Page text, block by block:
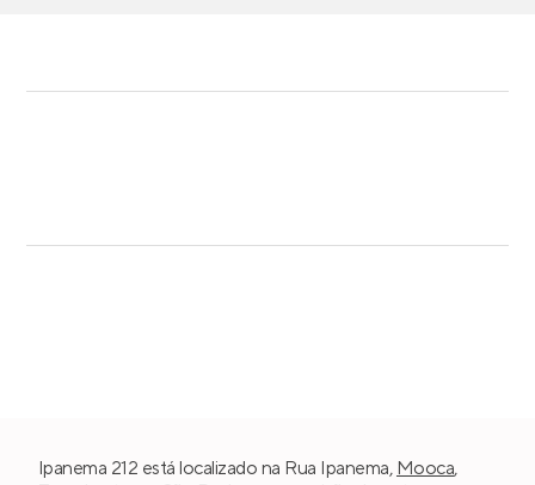
Ipanema 212 está localizado na Rua Ipanema, Mooca,